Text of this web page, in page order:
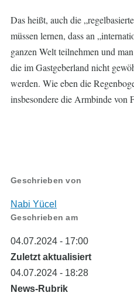
Das heißt, auch die
müssen lernen, dass an
ganzen Welt teilnehmen und
die im Gastgeberland nicht
werden. Wie eben die
insbesondere die Armbinde von
Geschrieben von
Nabi Yücel
Geschrieben am
04.07.2024 - 17:00
Zuletzt aktualisiert
04.07.2024 - 18:28
News-Rubrik